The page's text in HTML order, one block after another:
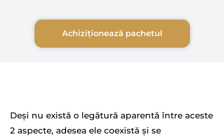
Achiziționează pachetul
Deși nu există o legătură aparentă între aceste
2 aspecte, adesea ele coexistă și se